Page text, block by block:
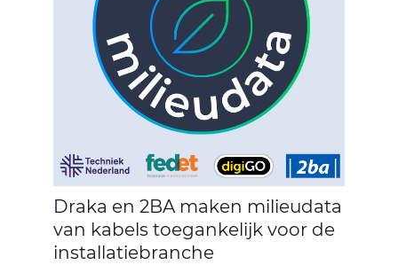
Draka en 2BA maken milieudata
van kabels toegankelijk voor de
installatiebranche